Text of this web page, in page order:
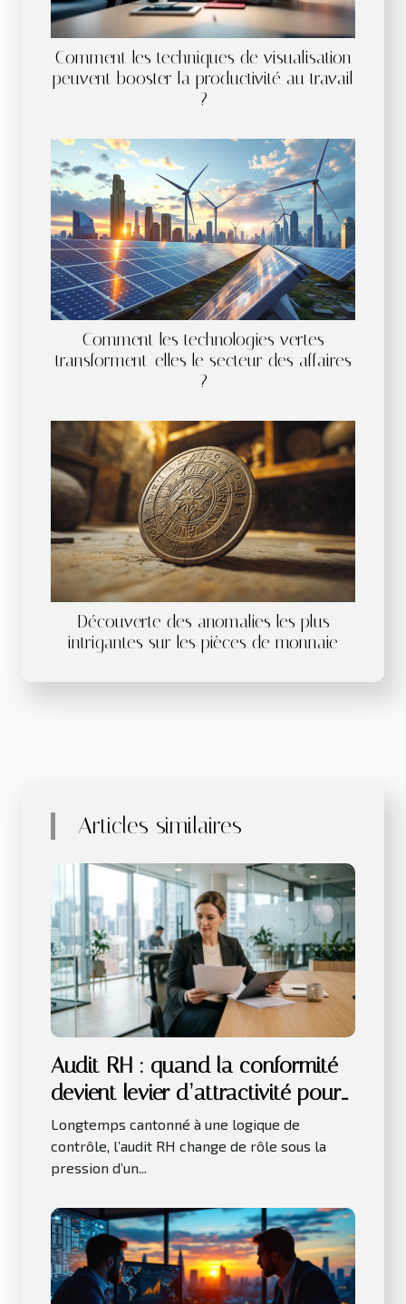
Comment les techniques de visualisation
peuvent booster la productivité au travail
?
Comment les technologies vertes
transforment-elles le secteur des affaires
?
Découverte des anomalies les plus
intrigantes sur les pièces de monnaie
Articles similaires
Audit RH : quand la conformité
devient levier d’attractivité pour
les talents
Longtemps cantonné à une logique de
contrôle, l’audit RH change de rôle sous la
pression d’un...